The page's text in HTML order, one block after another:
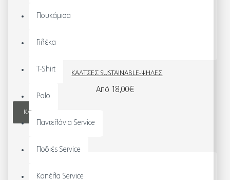
Πουκάμισα
Γιλέκα
T-Shirt
Polo
Παντελόνια Service
Ποδιές Service
Καπέλα Service
ΚΑΛΤΣΕΣ SUSTAINABLE-ΨΗΛΕΣ
Από 18,00€
ΚΑΛΆΘΙ